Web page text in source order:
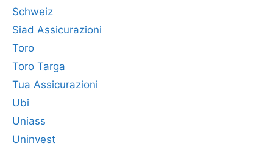
Schweiz
Siad Assicurazioni
Toro
Toro Targa
Tua Assicurazioni
Ubi
Uniass
Uninvest